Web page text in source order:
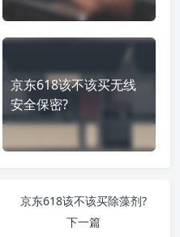
京东618该不该买无线
安全保密?
京东618该不该买除藻剂?
下一篇